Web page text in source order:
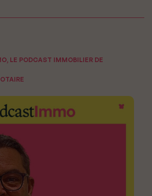
LE PODCAST IMMOBILIER DE